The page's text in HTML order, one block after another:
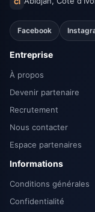
CI Abidjan, Côte
Facebook
Entreprise
À propos
Devenir partenaire
Recrutement
Nous contacter
Espace partenaires
Informations
Conditions générales
Confidentialité